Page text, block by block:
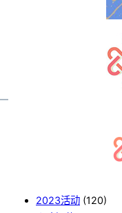
2023活动 (120)